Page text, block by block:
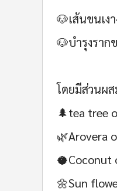
🐶เส้นขนเง
🐶บำรุงราก
โดยมีส่วนผ
🌲tea tree
🌿Arovera
🥥Coconut
🌼Sun